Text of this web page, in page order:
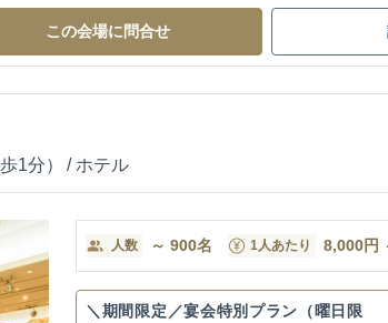
この会場に問合せ
1分） / ホテル
人数 ～ 900名 1人あたり 8,000円
＼期間限定／宴会特別プラン（曜日限